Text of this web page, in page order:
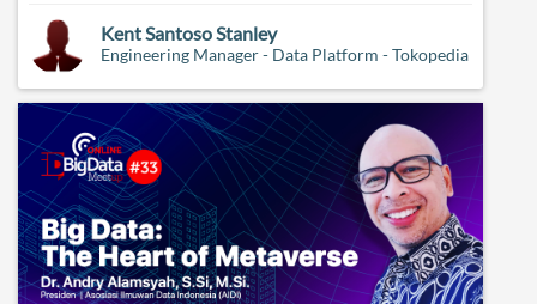
Kent Santoso Stanley
Engineering Manager - Data Platform - Tokopedia